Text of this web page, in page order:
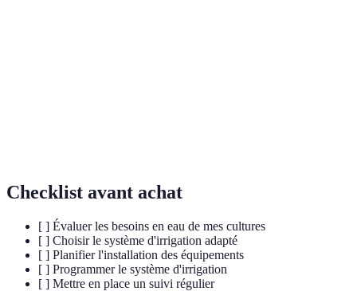
Checklist avant achat
[ ] Évaluer les besoins en eau de mes cultures
[ ] Choisir le système d'irrigation adapté
[ ] Planifier l'installation des équipements
[ ] Programmer le système d'irrigation
[ ] Mettre en place un suivi régulier